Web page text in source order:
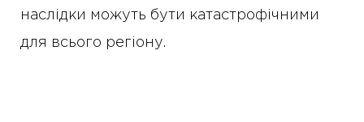
наслідки можуть бути катастрофічними
для всього регіону.